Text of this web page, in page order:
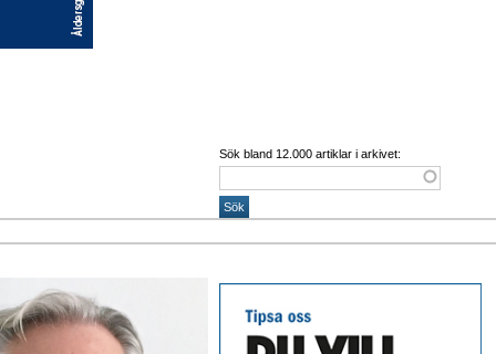
Sök bland 12.000 artiklar i arkivet: